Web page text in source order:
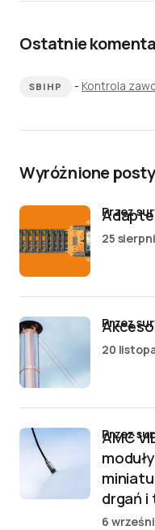
Ostatnie
SBIHP - Kontrola
Wyróżnione posty
przez
25
przez
20
AMC
drgań
przez
6